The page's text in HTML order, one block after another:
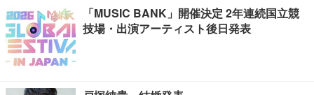
「MUSIC BANK」開催決定 2年連続国立競
技場・出演アーティスト後日発表